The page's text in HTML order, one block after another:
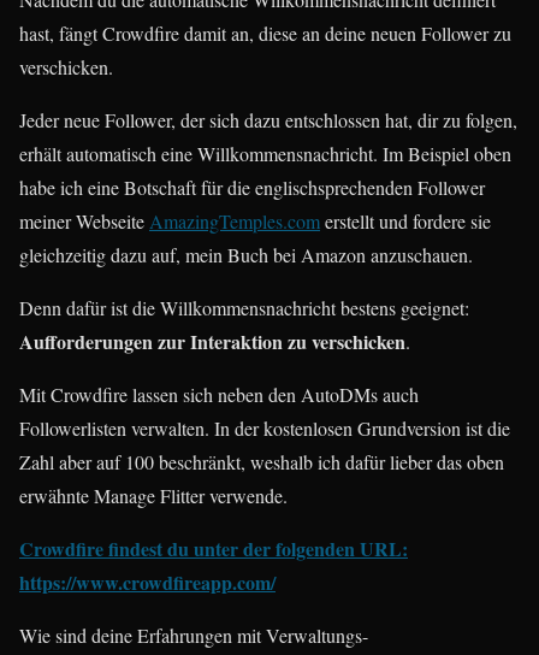
hast, fängt Crowdfire damit an, diese an deine neuen Follower zu
verschicken.
Jeder neue Follower, der sich dazu entschlossen hat, dir zu folgen,
erhält automatisch eine Willkommensnachricht. Im Beispiel oben
habe ich eine Botschaft für die englischsprechenden Follower
meiner Webseite AmazingTemples.comerstellt und fordere sie
gleichzeitig dazu auf, mein Buch bei Amazon anzuschauen.
Denn dafür ist die Willkommensnachricht bestens geeignet:
Aufforderungen zur Interaktion zu verschicken.
Mit Crowdfire lassen sich neben den AutoDMs auch
Followerlisten verwalten. In der kostenlosen Grundversion ist die
Zahl aber auf 100 beschränkt, weshalb ich dafür lieber das oben
erwähnte Manage Flitter verwende.
Crowdfire findest du unter der folgenden URL:
https://www.crowdfireapp.com/
Wie sind deine Erfahrungen mit Verwaltungs-